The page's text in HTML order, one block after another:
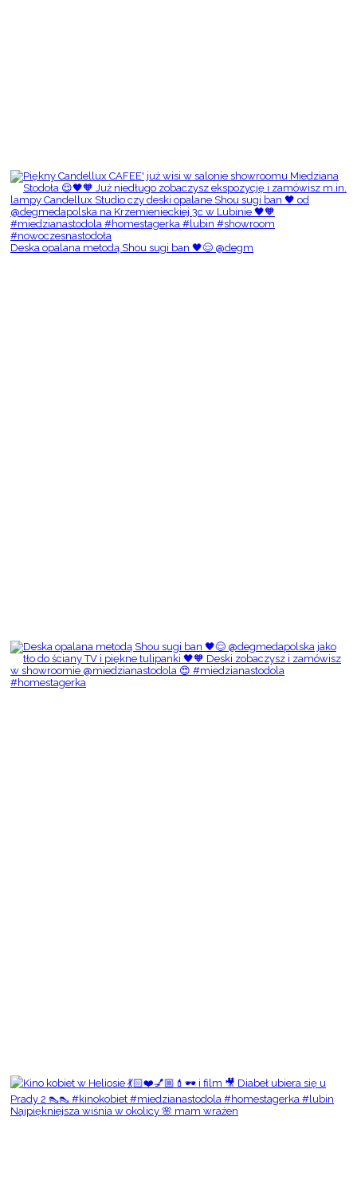
Deska opalana metodą Shou sugi ban 🖤😌 @degm
Najpiękniejsza wiśnia w okolicy 🌸 mam wrażen